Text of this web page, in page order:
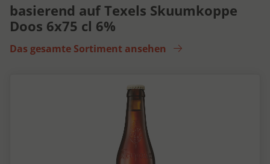
basierend auf Texels Skuumkoppe
Doos 6x75 cl 6%
Das gesamte Sortiment ansehen